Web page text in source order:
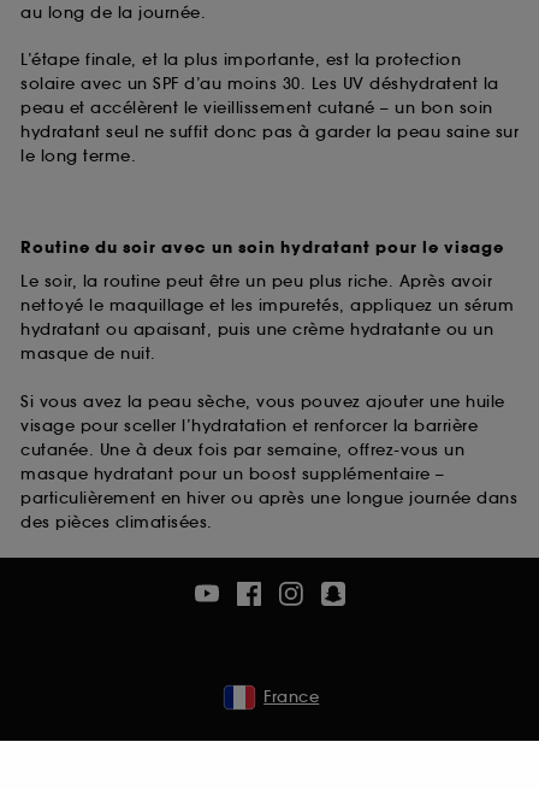
au long de la journée.
L’étape finale, et la plus importante, est la protection
solaire avec un SPF d’au moins 30. Les UV déshydratent la
peau et accélèrent le vieillissement cutané – un bon soin
hydratant seul ne suffit donc pas à garder la peau saine sur
le long terme.
Routine du soir avec un soin hydratant pour le visage
Le soir, la routine peut être un peu plus riche. Après avoir
nettoyé le maquillage et les impuretés, appliquez un sérum
hydratant ou apaisant, puis une crème hydratante ou un
masque de nuit.
Si vous avez la peau sèche, vous pouvez ajouter une huile
visage pour sceller l’hydratation et renforcer la barrière
cutanée. Une à deux fois par semaine, offrez-vous un
masque hydratant pour un boost supplémentaire –
particulièrement en hiver ou après une longue journée dans
des pièces climatisées.
France